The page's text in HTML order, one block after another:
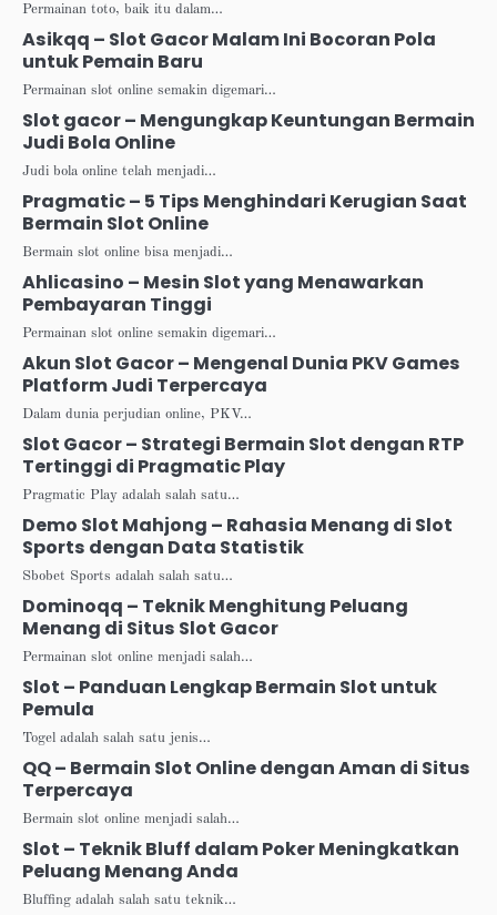
Permainan toto, baik itu dalam…
Asikqq – Slot Gacor Malam Ini Bocoran Pola
untuk Pemain Baru
Permainan slot online semakin digemari…
Slot gacor – Mengungkap Keuntungan Bermain
Judi Bola Online
Judi bola online telah menjadi…
Pragmatic – 5 Tips Menghindari Kerugian Saat
Bermain Slot Online
Bermain slot online bisa menjadi…
Ahlicasino – Mesin Slot yang Menawarkan
Pembayaran Tinggi
Permainan slot online semakin digemari…
Akun Slot Gacor – Mengenal Dunia PKV Games
Platform Judi Terpercaya
Dalam dunia perjudian online, PKV…
Slot Gacor – Strategi Bermain Slot dengan RTP
Tertinggi di Pragmatic Play
Pragmatic Play adalah salah satu…
Demo Slot Mahjong – Rahasia Menang di Slot
Sports dengan Data Statistik
Sbobet Sports adalah salah satu…
Dominoqq – Teknik Menghitung Peluang
Menang di Situs Slot Gacor
Permainan slot online menjadi salah…
Slot – Panduan Lengkap Bermain Slot untuk
Pemula
Togel adalah salah satu jenis…
QQ – Bermain Slot Online dengan Aman di Situs
Terpercaya
Bermain slot online menjadi salah…
Slot – Teknik Bluff dalam Poker Meningkatkan
Peluang Menang Anda
Bluffing adalah salah satu teknik…